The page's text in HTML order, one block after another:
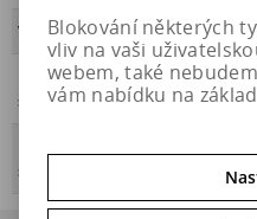
VALIVÝ ODPOR C
Přilnavost na
sněhu
NE
štítek
Blokování některých
vliv na vaši
webem, také
vám nabídku na